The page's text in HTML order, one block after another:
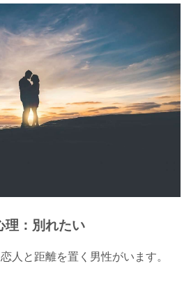
理：別れたい
人と距離を置く男性がいます。